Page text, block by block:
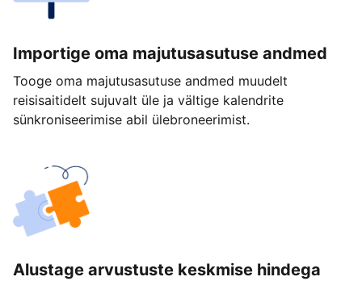
Importige oma majutusasutuse andmed
Tooge oma majutusasutuse andmed muudelt
reisisaitidelt sujuvalt üle ja vältige kalendrite
sünkroniseerimise abil ülebroneerimist.
Alustage arvustuste keskmise hindega